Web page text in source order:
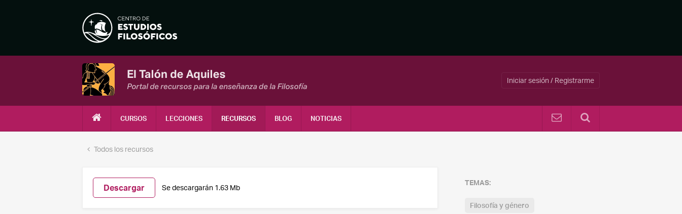
Iniciar sesión / Registrarme
CURSOS LECCIONES RECURSOS BLOG NOTICIAS
Todos los recursos
Descargar Se descargarán 1.63 Mb
TEMAS:
Filosofía y género